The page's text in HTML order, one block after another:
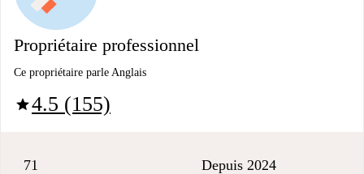
Propriétaire professionnel
Ce propriétaire parle Anglais
star4.5 (155)
71 Depuis 2024